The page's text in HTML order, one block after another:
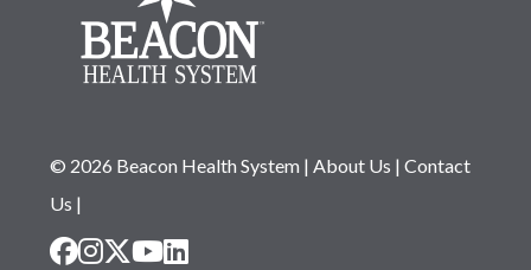
© 2026 Beacon Health System| About Us | Contact
Us |